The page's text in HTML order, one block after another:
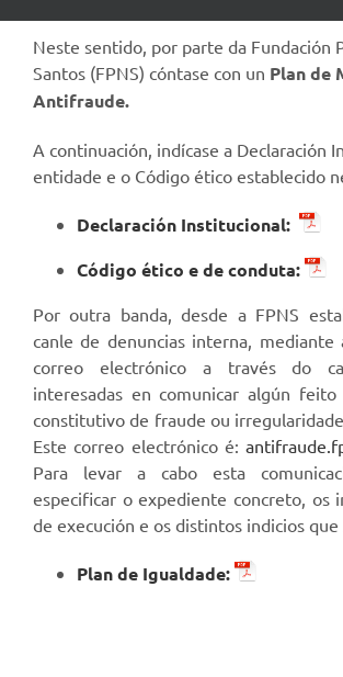
Neste sentido, por parte da Fundación
Santos (FPNS) cóntase con un Plan de
Antifraude.
A continuación, indícase a Declaración
entidade e o Código ético establecido
Declaración Institucional:
Código ético e de conduta:
Por outra banda, desde a FPNS
canle de denuncias interna, mediante
correo electrónico a través do
interesadas en comunicar algún
constitutivo de fraude ou
Este correo electrónico é:
Para levar a cabo esta
especificar o expediente concreto, os
de execución e os distintos indicios que
Plan de Igualdade: